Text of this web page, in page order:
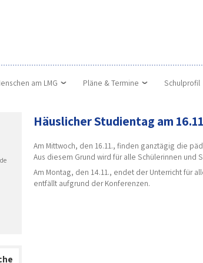
am LMG Pläne & Termine Schulprofil
Häuslicher Studientag am 16.11
Am Mittwoch, den 16.11., finden ganztägig die
Aus diesem Grund wird für alle Schülerinnen und
Am Montag, den 14.11., endet der Unterricht für
entfällt aufgrund der Konferenzen.